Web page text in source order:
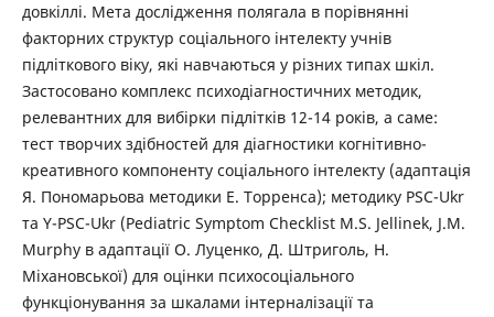
довкіллі. Мета дослідження полягала в порівнянні
факторних структур соціального інтелекту учнів
підліткового віку, які навчаються у різних типах шкіл.
Застосовано комплекс психодіагностичних методик,
релевантних для вибірки підлітків 12-14 років, а саме:
тест творчих здібностей для діагностики когнітивно-
креативного компоненту соціального інтелекту (адаптація
Я. Пономарьова методики Е. Торренса); методику PSC-Ukr
та Y-PSC-Ukr (Pediatric Symptom Checklist М.S. Jellinek, J.M.
Murphy в адаптації О. Луценко, Д. Штриголь, Н.
Міхановської) для оцінки психосоціального
функціонування за шкалами інтерналізації та